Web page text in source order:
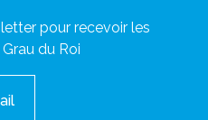
pour recevoir les
du Roi